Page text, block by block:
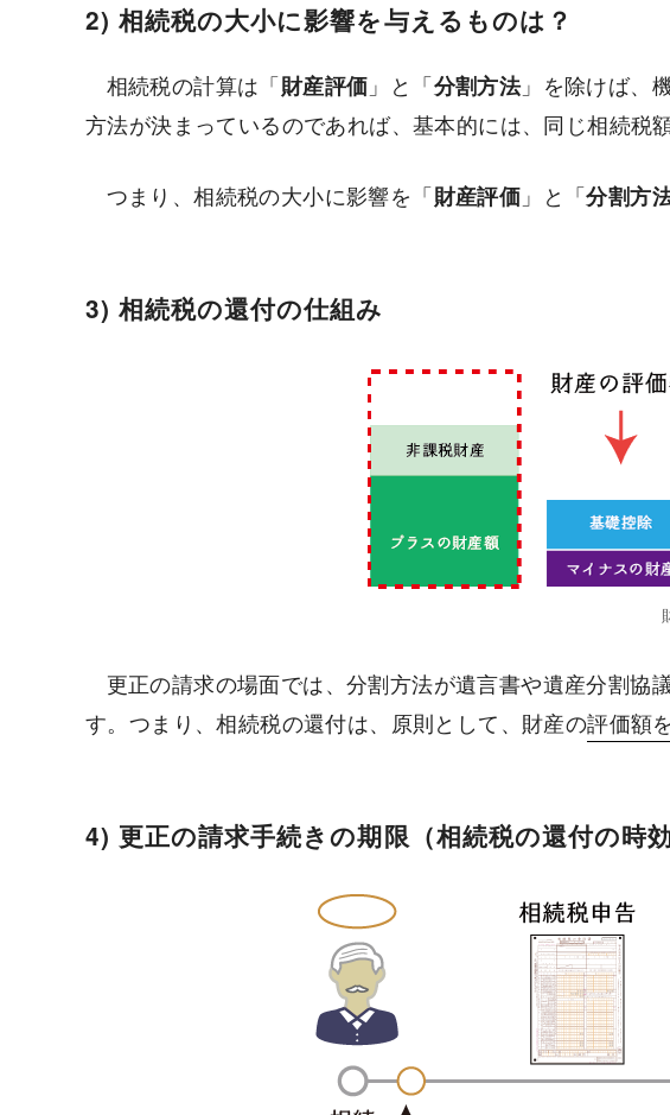
2) 相続税の大小に影響を与えるものは？
相続税の計算は「 財産評価 」と「 分割方法」を除けば、
方法が決まっているのであれば、基本的には、同じ相続税
つまり、相続税の大小に影響を「 財産評価 」と「分割方
3) 相続税の還付の仕組み
更正の請求の場面では、分割方法が遺言書や遺産分割協
す。つまり、相続税の還付は、原則として、財産の評価額
4) 更正の請求手続きの期限（相続税の還付の時効